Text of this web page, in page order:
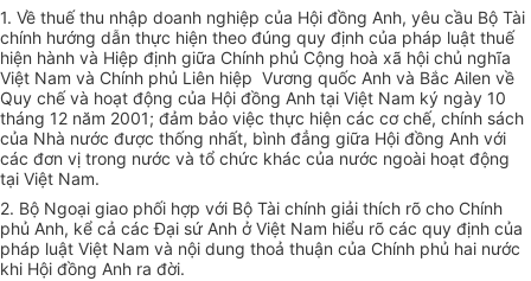
1. Về thuế thu nhập doanh nghiệp của Hội đồng Anh, yêu cầu Bộ Tài
chính hướng dẫn thực hiện theo đúng quy định của pháp luật thuế
hiện hành và Hiệp định giữa Chính phủ Cộng hoà xã hội chủ nghĩa
Việt Nam và Chính phủ Liên hiệp Vương quốc Anh và Bắc Ailen về
Quy chế và hoạt động của Hội đồng Anh tại Việt Nam ký ngày 10
tháng 12 năm 2001; đảm bảo việc thực hiện các cơ chế, chính sách
của Nhà nước được thống nhất, bình đẳng giữa Hội đồng Anh với
các đơn vị trong nước và tổ chức khác của nước ngoài hoạt động
tại Việt Nam.
2. Bộ Ngoại giao phối hợp với Bộ Tài chính giải thích rõ cho Chính
phủ Anh, kể cả các Đại sứ Anh ở Việt Nam hiểu rõ các quy định của
pháp luật Việt Nam và nội dung thoả thuận của Chính phủ hai nước
khi Hội đồng Anh ra đời.